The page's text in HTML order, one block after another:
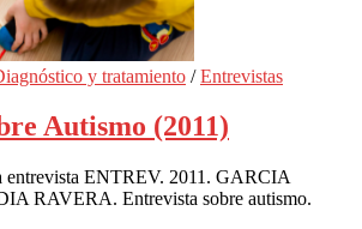
y tratamiento /Entrevistas
Autismo (2011)
entrevista ENTREV. 2011. GARCIA
RAVERA. Entrevista sobre autismo.